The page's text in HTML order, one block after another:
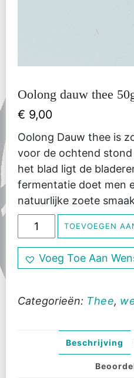
Oolong dauw thee
€ 9,00
Oolong Dauw thee is
voor de ochtend
het blad ligt de
fermentatie doet men
natuurlijke zoete
Oolong
dauw
thee
50gr
aantal
TOEVOEGEN
Voeg Toe Aan
Categorieën: Thee,
Beschrijving